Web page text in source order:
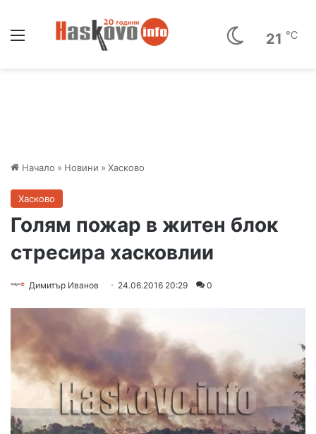
21 ℃
Начало » Новини » Хасково
Хасково
Голям пожар в житен блок
стресира хасковлии
Димитър Иванов 24.06.2016 20:29 0